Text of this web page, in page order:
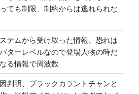
ても制限、制約からは逃れられな
テムから受け取った情報、恐れは
ターレベルなので登場人物の時だ
る情報で周波数
判明、ブラックカラントチャンと